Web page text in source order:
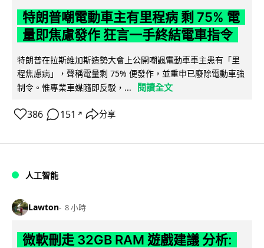
特朗普嘲電動車主有里程病 剩 75% 電
量即焦慮發作 狂言一手終結電車指令
特朗普在拉斯維加斯造勢大會上公開嘲諷電動車車主患有「里
程焦慮病」，聲稱電量剩 75% 便發作，並重申已廢除電動車強
制令。惟專業車媒隨即反駁，...
閱讀全文
386 151 ↗ 分享
人工智能
Lawton 8 小時
微軟刪走 32GB RAM 遊戲建議 分析: